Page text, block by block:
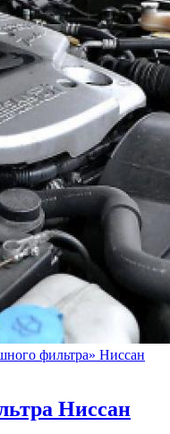
фильтра» Ниссан
Ниссан